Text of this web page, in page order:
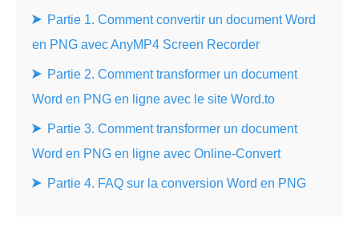
Partie 1. Comment convertir un document Word
en PNG avec AnyMP4 Screen Recorder
Partie 2. Comment transformer un document
Word en PNG en ligne avec le site Word.to
Partie 3. Comment transformer un document
Word en PNG en ligne avec Online-Convert
Partie 4. FAQ sur la conversion Word en PNG